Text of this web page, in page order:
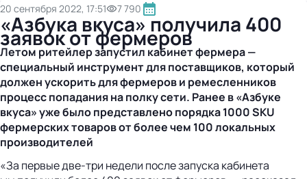
20 сентября 2022, 17:51 7 790
«Азбука вкуса» получила 400
заявок от фермеров
Летом ритейлер запустил кабинет фермера —
специальный инструмент для поставщиков, который
должен ускорить для фермеров и ремесленников
процесс попадания на полку сети. Ранее в «Азбуке
вкуса» уже было представлено порядка 1000 SKU
фермерских товаров от более чем 100 локальных
производителей
«За первые две-три недели после запуска кабинета